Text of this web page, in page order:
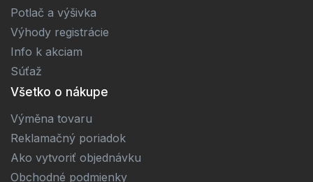
Potlač a výšivka
Výhody registrácie
Info k akciam
Súťaž
Všetko o nákupe
Výměna tovaru
Reklamačný poriadok
Ako vytvoriť objednávku
Obchodné podmienky